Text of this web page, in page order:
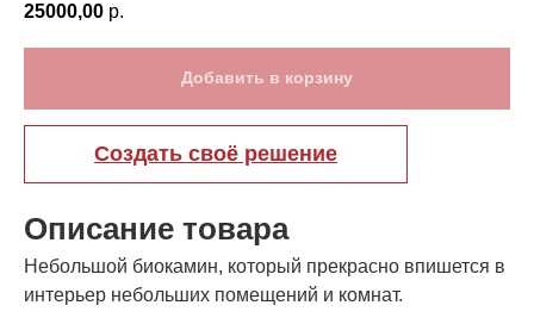
25000,00 р.
Добавить в корзину
Создать своё решение
Описание товара
Небольшой биокамин, который прекрасно впишется в
интерьер небольших помещений и комнат.